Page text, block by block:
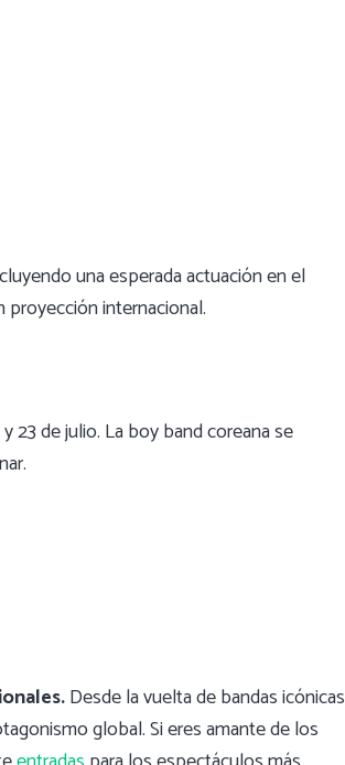
una esperada actuación en el
internacional.
23 de julio. La boy band coreana se
Desde la vuelta de bandas icónicas
global. Si eres amante de los